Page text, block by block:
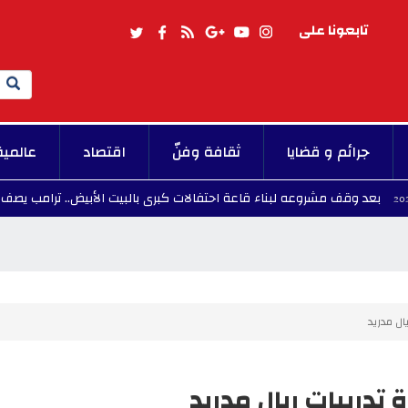
تابعونا على
Search
جرائم و قضايا ثقافة وفنّ اقتصاد
مشروعه لبناء قاعة احتفالات كبرى بالبيت الأبيض.. ترامب يصف القرار
مدريد